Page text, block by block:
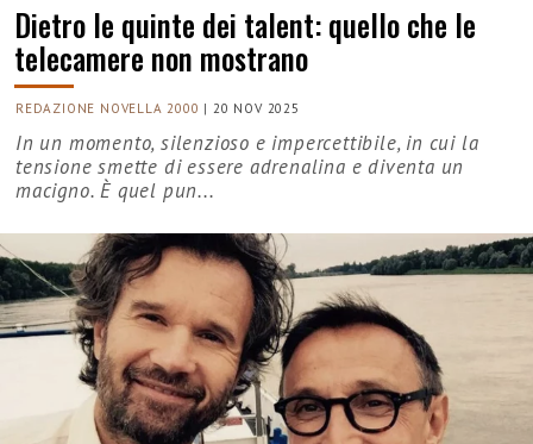
Dietro le quinte dei talent: quello che le
telecamere non mostrano
REDAZIONE NOVELLA 2000 | 20 NOV 2025
In un momento, silenzioso e impercettibile, in cui la
tensione smette di essere adrenalina e diventa un
macigno. È quel pun...